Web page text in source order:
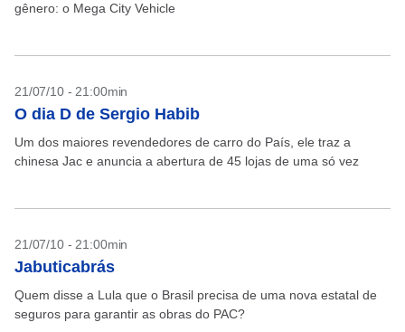
gênero: o Mega City Vehicle
21/07/10 - 21:00min
O dia D de Sergio Habib
Um dos maiores revendedores de carro do País, ele traz a
chinesa Jac e anuncia a abertura de 45 lojas de uma só vez
21/07/10 - 21:00min
Jabuticabrás
Quem disse a Lula que o Brasil precisa de uma nova estatal de
seguros para garantir as obras do PAC?